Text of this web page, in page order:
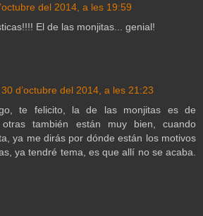
del 2014, a les 19:59
El de las monjitas... genial!
30 d’octubre del 2014, a les 21:23
te felicito, la de las monjitas es de
también están muy bien, cuando
ya me dirás por dónde están los motivos
ya tendré tema, es que allí no se acaba.